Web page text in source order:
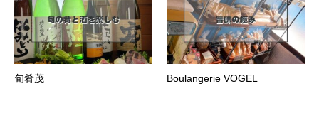
旬肴茂 Boulangerie VOGEL